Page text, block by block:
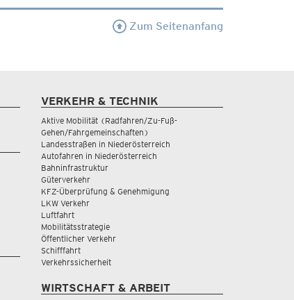
Zum Seitenanfang
VERKEHR & TECHNIK
Aktive Mobilität (Radfahren/Zu-Fuß-
Gehen/Fahrgemeinschaften)
Landesstraßen in Niederösterreich
Autofahren in Niederösterreich
Bahninfrastruktur
Güterverkehr
KFZ-Überprüfung & Genehmigung
LKW Verkehr
Luftfahrt
Mobilitätsstrategie
Öffentlicher Verkehr
Schifffahrt
Verkehrssicherheit
WIRTSCHAFT & ARBEIT